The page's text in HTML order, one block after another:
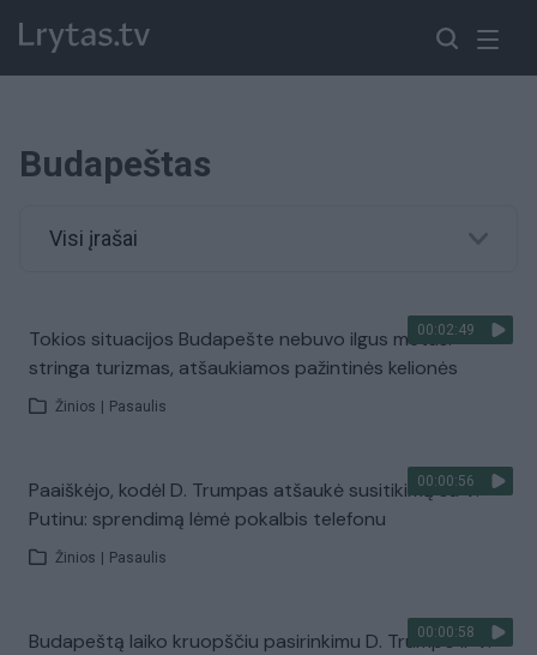
Budapeštas
Visi įrašai
00:02:49
Tokios situacijos Budapešte nebuvo ilgus metus:
stringa turizmas, atšaukiamos pažintinės kelionės
Žinios Pasaulis
00:00:56
Paaiškėjo, kodėl D. Trumpas atšaukė susitikimą su V.
Putinu: sprendimą lėmė pokalbis telefonu
Žinios Pasaulis
00:00:58
Budapeštą laiko kruopščiu pasirinkimu D. Trumpo ir V.